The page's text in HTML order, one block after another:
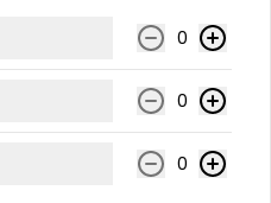
0
0
0